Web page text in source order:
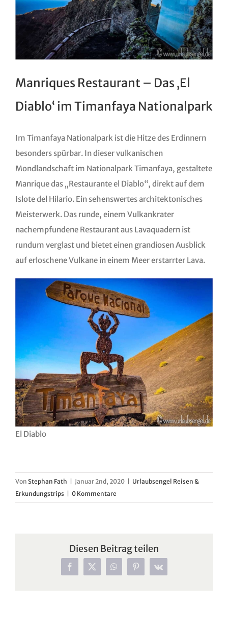
Manriques Restaurant – Das ‚El
Diablo‘ im Timanfaya Nationalpark
Im Timanfaya Nationalpark ist die Hitze des Erdinnern
besonders spürbar. In dieser vulkanischen
Mondlandschaft im Nationalpark Timanfaya, gestaltete
Manrique das „Restaurante el Diablo“, direkt auf dem
Islote del Hilario. Ein sehenswertes architektonisches
Meisterwerk. Das runde, einem Vulkankrater
nachempfundene Restaurant aus Lavaquadern ist
rundum verglast und bietet einen grandiosen Ausblick
auf erloschene Vulkane in einem Meer erstarrter Lava.
El Diablo
Von Stephan Fath Januar 2nd, 2020
Urlaubsengel Reisen &
Erkundungstrips
0 Kommentare
Diesen Beitrag teilen
Facebook
X WhatsAppPinterest
Vk